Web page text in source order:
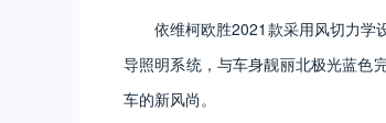
依维柯欧胜2021款采用风切力学
导照明系统，与车身靓丽北极光蓝色
车的新风尚。